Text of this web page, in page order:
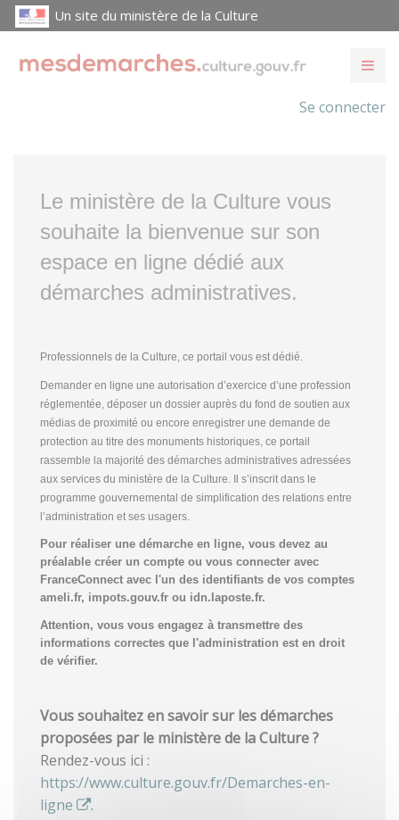
Un site du ministère de la Culture
Se connecter
Le ministère de la Culture vous
souhaite la bienvenue sur son
espace en ligne dédié aux
démarches administratives.
Professionnels de la Culture, ce portail vous est dédié.
Demander en ligne une autorisation d’exercice d’une profession
réglementée, déposer un dossier auprès du fond de soutien aux
médias de proximité ou encore enregistrer une demande de
protection au titre des monuments historiques, ce portail
rassemble la majorité des démarches administratives adressées
aux services du ministère de la Culture. Il s’inscrit dans le
programme gouvernemental de simplification des relations entre
l’administration et ses usagers.
Pour réaliser une démarche en ligne, vous devez au
préalable créer un compte ou vous connecter avec
FranceConnect avec l'un des identifiants de vos comptes
ameli.fr, impots.gouv.fr ou idn.laposte.fr.
Attention, vous vous engagez à transmettre des
informations correctes que l'administration est en droit
de vérifier.
Vous souhaitez en savoir sur les démarches
proposées par le ministère de la Culture ?
Rendez-vous ici :
https://www.culture.gouv.fr/Demarches-en-
ligne
.